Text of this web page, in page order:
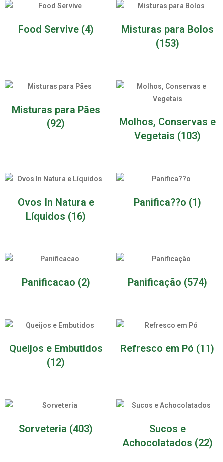
Food Servive (4)
Misturas para Bolos
(153)
Misturas para Pães
(92)
Molhos, Conservas e
Vegetais (103)
Ovos In Natura e
Líquidos (16)
Panifica??o (1)
Panificacao (2) Panificação (574)
Queijos e Embutidos
(12)
Refresco em Pó (11)
Sorveteria (403)
Sucos e
Achocolatados (22)